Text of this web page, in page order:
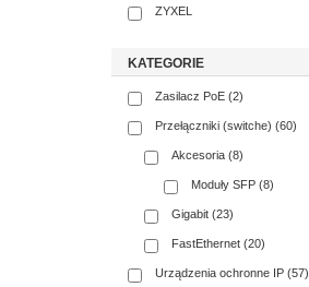
ZYXEL
KATEGORIE
Zasilacz PoE (2)
Przełączniki (switche) (60)
Akcesoria (8)
Moduły SFP (8)
Gigabit (23)
FastEthernet (20)
Urządzenia ochronne IP (57)